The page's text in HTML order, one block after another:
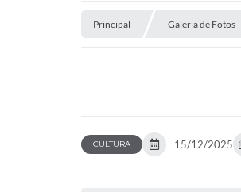
Principal Galeria de Fotos
CULTURA 15/12/2025